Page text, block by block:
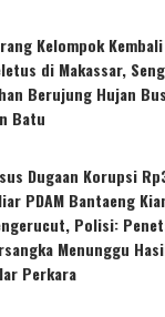
Kelompok Kembali
di Makassar,
Berujung Hujan
Batu
Dugaan Korupsi
PDAM Bantaeng
Polisi:
Menunggu
Perkara